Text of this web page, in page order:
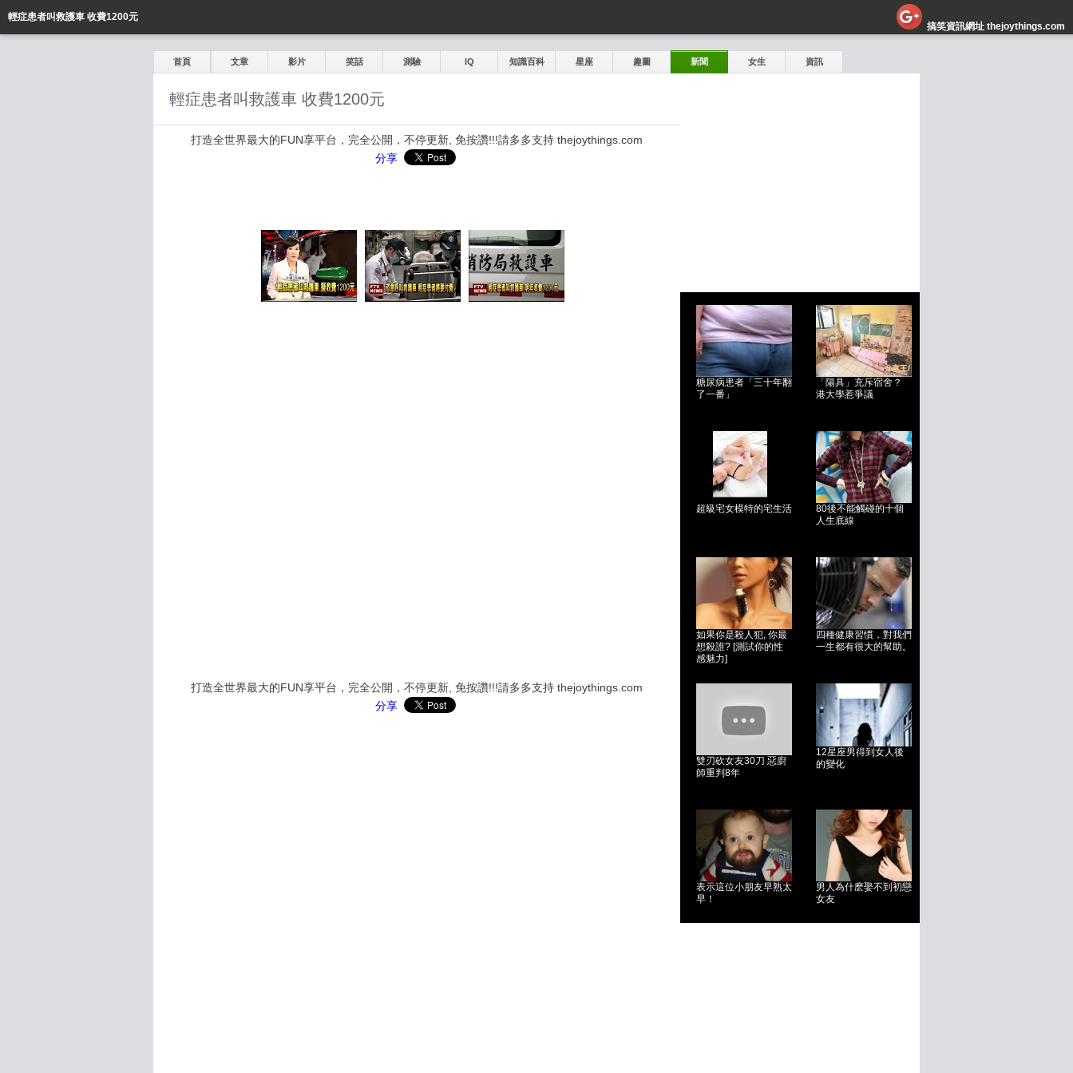
輕症患者叫救護車 收費1200元
搞笑資訊網址 thejoythings.com
首頁 文章 影片 笑話 測驗 IQ 知識百科 星座 趣圖 新聞 女生 資訊
糖尿病患者「三十年翻
了一番」
「陽具」充斥宿舍？
港大學惹爭議
超級宅女模特的宅生活
80後不能觸碰的十個
人生底線
如果你是殺人犯, 你最
想殺誰? [測試你的性
感魅力]
四種健康習慣，對我們
一生都有很大的幫助。
雙刃砍女友30刀 惡廚
師重判8年
12星座男得到女人後
的變化
表示這位小朋友早熟太
早！
男人為什麽娶不到初戀
女友
輕症患者叫救護車 收費1200元
打造全世界最大的FUN享平台，完全公開，不停更新, 免按讚!!!請多多支持 thejoythings.com
分享
打造全世界最大的FUN享平台，完全公開，不停更新, 免按讚!!!請多多支持 thejoythings.com
分享